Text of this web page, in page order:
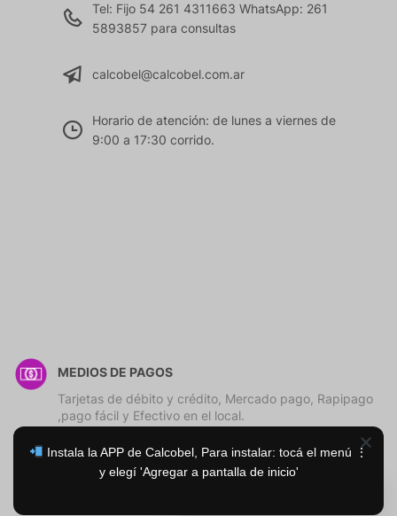
Tel: Fijo 54 261 4311663 WhatsApp: 261
5893857 para consultas
calcobel@calcobel.com.ar
Horario de atención: de lunes a viernes de
9:00 a 17:30 corrido.
MEDIOS DE PAGOS
Tarjetas de débito y crédito, Mercado pago, Rapipago
,pago fácil y Efectivo en el local.
Instala la APP de Calcobel, Para instalar: tocá el menú ⋮
y elegí 'Agregar a pantalla de inicio'